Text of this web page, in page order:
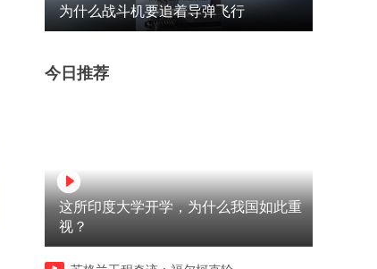
00:42
要么出众，要么出局！如此放
小女孩溺水，感谢船大哥的
为什么战斗机要追着导弹飞行
今日推荐
这所印度大学开学，为什么我国如此重
视？